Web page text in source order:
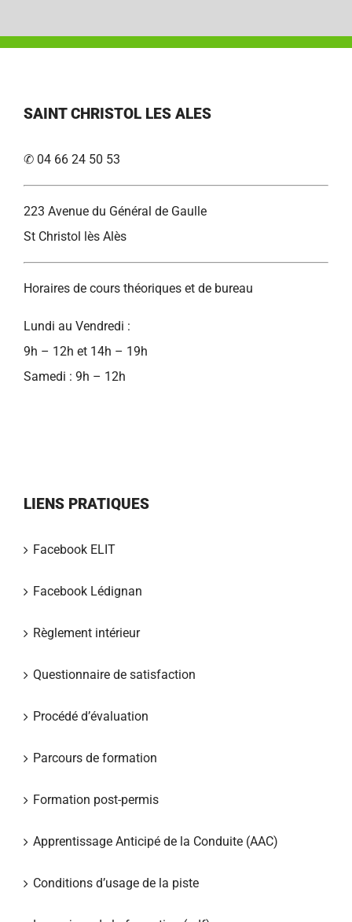
SAINT CHRISTOL LES ALES
✆ 04 66 24 50 53
223 Avenue du Général de Gaulle
St Christol lès Alès
Horaires de cours théoriques et de bureau
Lundi au Vendredi :
9h – 12h et 14h – 19h
Samedi : 9h – 12h
LIENS PRATIQUES
Facebook ELIT
Facebook Lédignan
Règlement intérieur
Questionnaire de satisfaction
Procédé d’évaluation
Parcours de formation
Formation post-permis
Apprentissage Anticipé de la Conduite (AAC)
Conditions d’usage de la piste